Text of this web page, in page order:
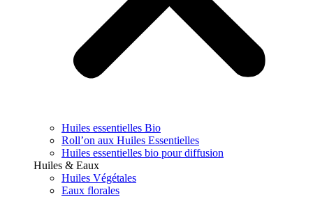
Huiles essentielles Bio
Roll’on aux Huiles Essentielles
Huiles essentielles bio pour diffusion
Huiles & Eaux
Huiles Végétales
Eaux florales